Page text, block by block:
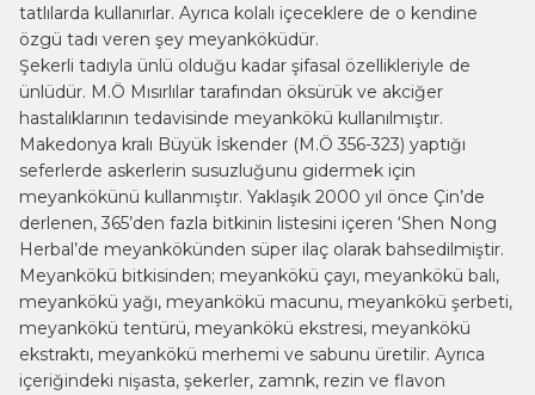
tatlılarda kullanırlar. Ayrıca kolalı içeceklere de o kendine
özgü tadı veren şey meyanköküdür.
Şekerli tadıyla ünlü olduğu kadar şifasal özellikleriyle de
ünlüdür. M.Ö Mısırlılar tarafından öksürük ve akciğer
hastalıklarının tedavisinde meyankökü kullanılmıştır.
Makedonya kralı Büyük İskender (M.Ö 356-323) yaptığı
seferlerde askerlerin susuzluğunu gidermek için
meyankökünü kullanmıştır. Yaklaşık 2000 yıl önce Çin’de
derlenen, 365’den fazla bitkinin listesini içeren ‘Shen Nong
Herbal’de meyankökünden süper ilaç olarak bahsedilmiştir.
Meyankökü bitkisinden; meyankökü çayı, meyankökü balı,
meyankökü yağı, meyankökü macunu, meyankökü şerbeti,
meyankökü tentürü, meyankökü ekstresi, meyankökü
ekstraktı, meyankökü merhemi ve sabunu üretilir. Ayrıca
içeriğindeki nişasta, şekerler, zamnk, rezin ve flavon